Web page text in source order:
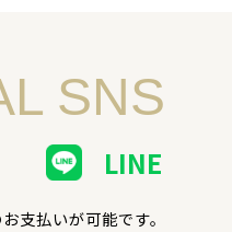
SNS
LINE
支払いが可能です。